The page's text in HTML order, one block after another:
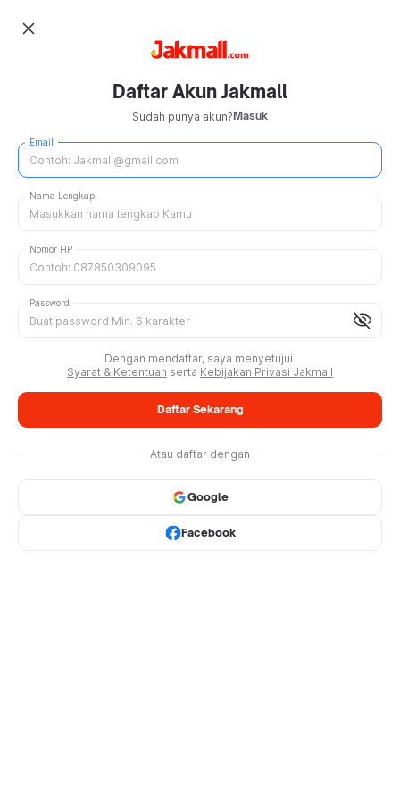
close
Daftar Akun Jakmall
Sudah punya akun?Masuk
Email
Nama Lengkap
Nomor HP
visibility_off
Password
Dengan mendaftar, saya menyetujui
Syarat & Ketentuan serta Kebijakan Privasi Jakmall
Daftar Sekarang
Atau daftar dengan
Google
Facebook